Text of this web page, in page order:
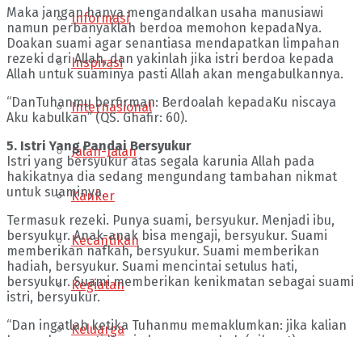
Informasi
Inspirasi
Internasional
Jalan-Jalan
Kanker
Kecantikan
Kegiatan
Keluarga
Maka jangan hanya mengandalkan usaha manusiawi
namun perbanyaklah berdoa memohon kepadaNya.
Doakan suami agar senantiasa mendapatkan limpahan
rezeki dari Allah, dan yakinlah jika istri berdoa kepada
Allah untuk suaminya pasti Allah akan mengabulkannya.
“DanTuhanmu berfirman: Berdoalah kepadaKu niscaya
Aku kabulkan” (QS. Ghafir: 60).
5. Istri Yang Pandai Bersyukur
Istri yang bersyukur atas segala karunia Allah pada
hakikatnya dia sedang mengundang tambahan nikmat
untuk suaminya.
Termasuk rezeki. Punya suami, bersyukur. Menjadi ibu,
bersyukur. Anak-anak bisa mengaji, bersyukur. Suami
memberikan nafkah, bersyukur. Suami memberikan
hadiah, bersyukur. Suami mencintai setulus hati,
bersyukur. Suami memberikan kenikmatan sebagai suami
istri, bersyukur.
“Dan ingatlah ketika Tuhanmu memaklumkan: jika kalian